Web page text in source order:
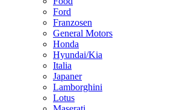
Ford
Franzosen
General Motors
Honda
Hyundai/Kia
Italia
Japaner
Lamborghini
Lotus